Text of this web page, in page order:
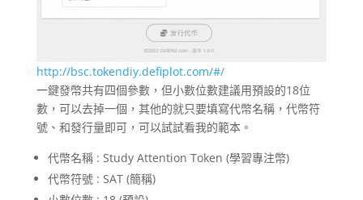
http://bsc.tokendiy.defiplot.com/#/
一鍵發幣共有四個參數，但小數位數建議用預設的18位
數，可以去掉一個，其他的就只要填寫代幣名稱，代幣符
號、和發行量即可，可以試試看我的範本。
代幣名稱 : Study Attention Token (學習專注幣)
代幣符號 : SAT (簡稱)